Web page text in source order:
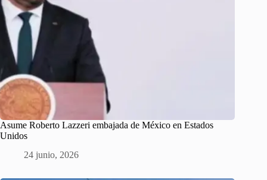
Asume Roberto Lazzeri embajada de México en Estados
Unidos
24 junio, 2026